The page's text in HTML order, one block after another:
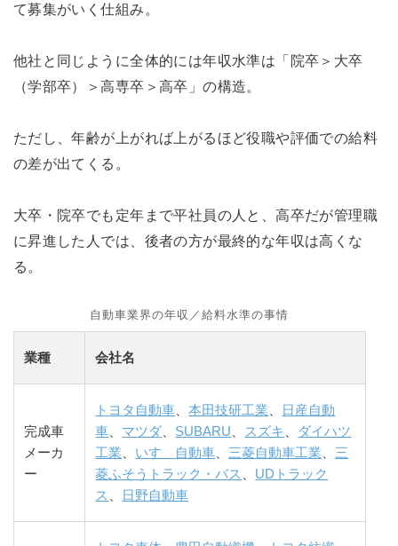
て募集がいく仕組み。
他社と同じように全体的には年収水準は「院卒＞大卒
（学部卒）＞高専卒＞高卒」の構造。
ただし、年齢が上がれば上がるほど役職や評価での給料
の差が出てくる。
大卒・院卒でも定年まで平社員の人と、高卒だが管理職
に昇進した人では、後者の方が最終的な年収は高くな
る。
自動車業界の年収／給料水準の事情
業種 会社名
完成車
メーカ
ー
トヨタ自動車 、本田技研工業
日産自動
車
マツダ SUBARU スズキ
ダイハツ
工業
いすゞ自動車 三菱自動車工業
三
菱ふそうトラック・バス
UDトラック
ス
日野自動車